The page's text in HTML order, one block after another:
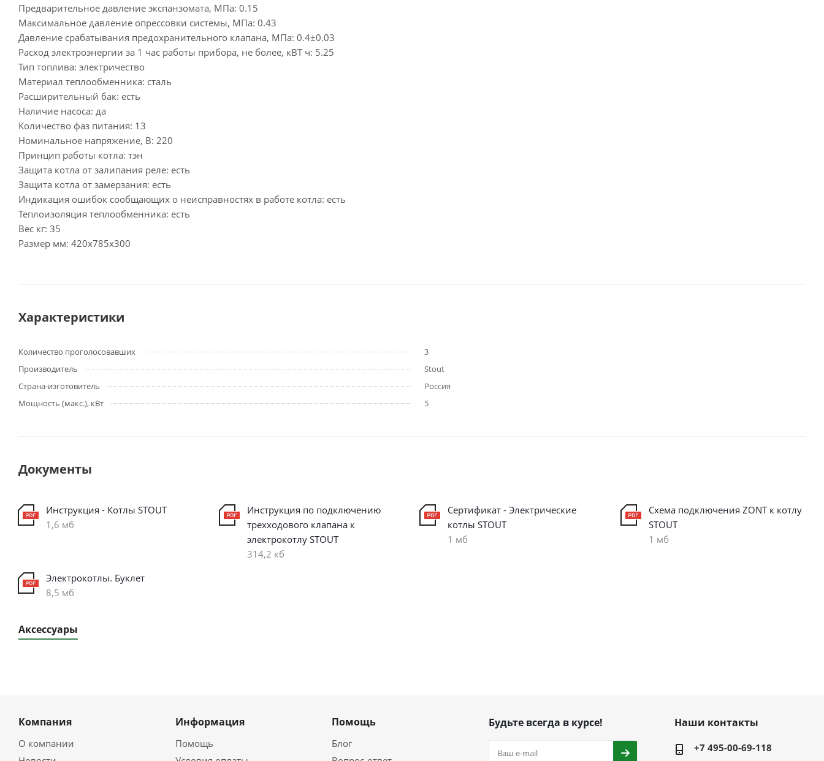
Предварительное давление экспанзомата, МПа: 0.15
Максимальное давление опрессовки системы, МПа: 0.43
Давление срабатывания предохранительного клапана, МПа: 0.4±0.03
Расход электроэнергии за 1 час работы прибора, не более, кВТ ч: 5.25
Тип топлива: электричество
Материал теплообменника: сталь
Расширительный бак: есть
Наличие насоса: да
Количество фаз питания: 13
Номинальное напряжение, В: 220
Принцип работы котла: тэн
Защита котла от залипания реле: есть
Защита котла от замерзания: есть
Индикация ошибок сообщающих о неисправностях в работе котла: есть
Теплоизоляция теплообменника: есть
Вес кг: 35
Размер мм: 420х785х300
Характеристики
Количество проголосовавших
3
Производитель
Stout
Страна-изготовитель
Россия
Мощность (макс.), кВт
5
Документы
Инструкция - Котлы STOUT
1,6 мб
Инструкция по подключению
трехходового клапана к
электрокотлу STOUT
314,2 кб
Сертификат - Электрические
котлы STOUT
1 мб
Схема подключения ZONT к котлу
STOUT
1 мб
Электрокотлы. Буклет
8,5 мб
Аксессуары
Компания
О компании
Информация
Помощь
Помощь
Блог
Будьте всегда в курсе! Наши контакты
+7 495-00-69-118